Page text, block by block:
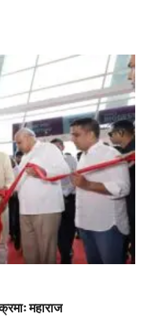
महाराज